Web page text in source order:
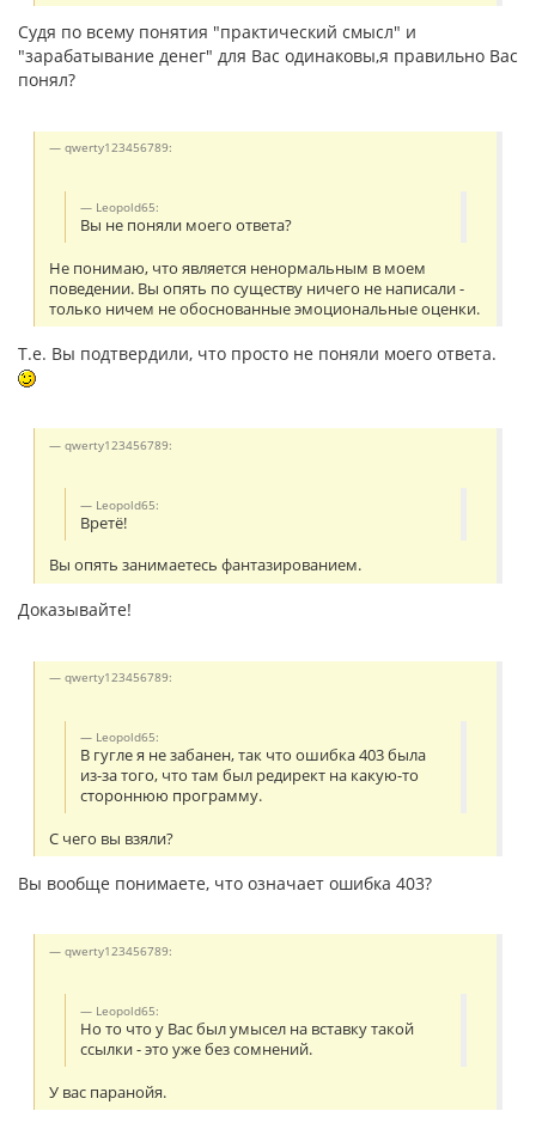
Судя по всему понятия "практический смысл" и
"зарабатывание денег" для Вас одинаковы,я правильно Вас
понял?
qwerty123456789:
Leopold65:
Вы не поняли моего ответа?
Не понимаю, что является ненормальным в моем
поведении. Вы опять по существу ничего не написали -
только ничем не обоснованные эмоциональные оценки.
Т.е. Вы подтвердили, что просто не поняли моего ответа.
qwerty123456789:
Leopold65:
Вретё!
Вы опять занимаетесь фантазированием.
Доказывайте!
qwerty123456789:
Leopold65:
В гугле я не забанен, так что ошибка 403 была
из-за того, что там был редирект на какую-то
стороннюю программу.
С чего вы взяли?
Вы вообще понимаете, что означает ошибка 403?
qwerty123456789:
Leopold65:
Но то что у Вас был умысел на вставку такой
ссылки - это уже без сомнений.
У вас паранойя.